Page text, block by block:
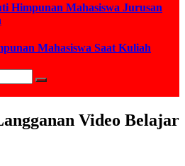
Himpunan Mahasiswa Jurusan
Mahasiswa Saat Kuliah
Video Belajar